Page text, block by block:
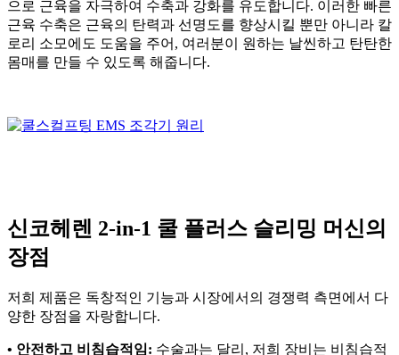
으로 근육을 자극하여 수축과 강화를 유도합니다. 이러한 빠른
근육 수축은 근육의 탄력과 선명도를 향상시킬 뿐만 아니라 칼
로리 소모에도 도움을 주어, 여러분이 원하는 날씬하고 탄탄한
몸매를 만들 수 있도록 해줍니다.
신코헤렌 2-in-1 쿨 플러스 슬리밍 머신의
장점
저희 제품은 독창적인 기능과 시장에서의 경쟁력 측면에서 다
양한 장점을 자랑합니다.
• 안전하고 비침습적임: 수술과는 달리, 저희 장비는 비침습적